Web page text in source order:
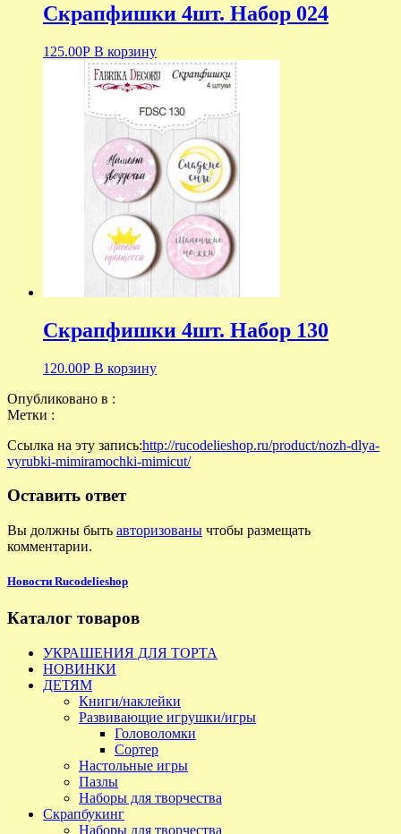
Скрапфишки 4шт. Набор 024
125.00Р В корзину
Скрапфишки 4шт. Набор 130
120.00Р В корзину
Опубликовано в :
Метки :
Ссылка на эту запись:http://rucodelieshop.ru/product/nozh-dlya-
vyrubki-mimiramochki-mimicut/
Оставить ответ
Вы должны быть авторизованы чтобы размещать
комментарии.
Новости Rucodelieshop
Каталог товаров
УКРАШЕНИЯ ДЛЯ ТОРТА
НОВИНКИ
ДЕТЯМ
Книги/наклейки
Развивающие игрушки/игры
Головоломки
Сортер
Настольные игры
Пазлы
Наборы для творчества
Скрапбукинг
Наборы для творчества